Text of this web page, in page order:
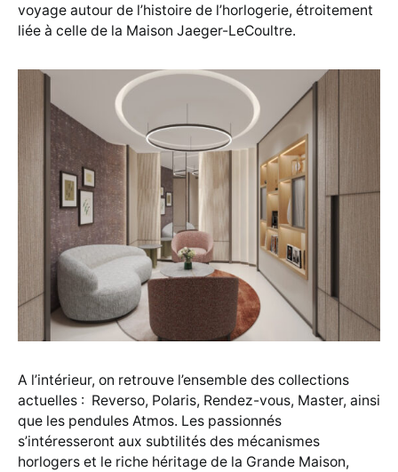
voyage autour de l’histoire de l’horlogerie, étroitement
liée à celle de la Maison Jaeger-LeCoultre.
A l’intérieur, on retrouve l’ensemble des collections
actuelles : Reverso, Polaris, Rendez-vous, Master, ainsi
que les pendules Atmos. Les passionnés
s’intéresseront aux subtilités des mécanismes
horlogers et le riche héritage de la Grande Maison,